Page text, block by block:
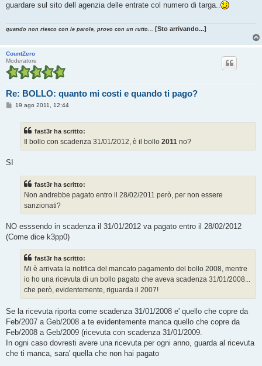
a
i
guardare sul sito dell agenzia delle entrate col numero di targa..
quando non riesco con le parole, provo con un rutto... [Sto arrivando...]
CountZero
Moderatore
Re: BOLLO: quanto mi costi e quando ti pago?
M
o
19 ago 2011, 12:44
fast3r ha scritto:
Il bollo con scadenza 31/01/2012, è il bollo 2011 no?
SI
fast3r ha scritto:
Non andrebbe pagato entro il 28/02/2011 però, per non essere
sanzionati?
NO esssendo in scadenza il 31/01/2012 va pagato entro il 28/02/2012
(Come dice k3pp0)
fast3r ha scritto:
Mi è arrivata la notifica del mancato pagamento del bollo 2008, mentre
io ho una ricevuta di un bollo pagato che aveva scadenza 31/01/2008...
che però, evidentemente, riguarda il 2007!
Se la ricevuta riporta come scadenza 31/01/2008 e' quello che copre da
Feb/2007 a Geb/2008 a te evidentemente manca quello che copre da
Feb/2008 a Geb/2009 (ricevuta con scadenza 31/01/2009.
In ogni caso dovresti avere una ricevuta per ogni anno, guarda al ricevuta
che ti manca, sara' quella che non hai pagato